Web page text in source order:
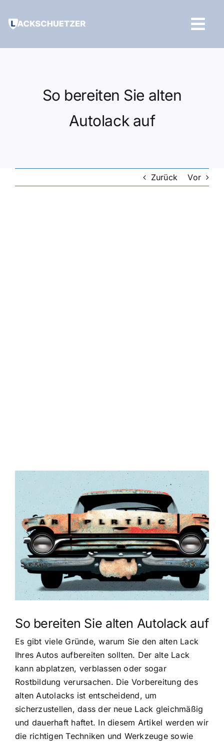
Inhalt
So bereiten Sie alten
Autolack auf
Zurück Vor
Zeige
grösseres
So bereiten Sie alten Autolack auf
Es gibt viele Gründe, warum Sie den alten Lack
Ihres Autos aufbereiten sollten. Der alte Lack
kann abplatzen, verblassen oder sogar
Rostbildung verursachen. Die Vorbereitung des
alten Autolacks ist entscheidend, um
sicherzustellen, dass der neue Lack gleichmäßig
und dauerhaft haftet. In diesem Artikel werden wir
die richtigen Techniken und Werkzeuge sowie